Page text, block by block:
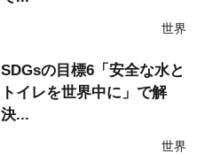
世界
SDGsの目標6「安全な水と
トイレを世界中に」で解
決...
世界